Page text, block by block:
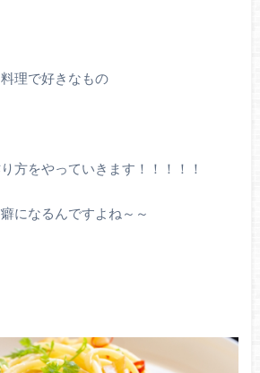
理で好きなもの
方をやっていきます！！！！！
になるんですよね～～